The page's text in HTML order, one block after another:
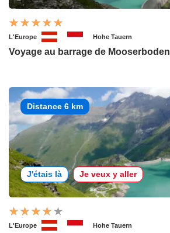
L'Europe Hohe Tauern
Voyage au barrage de Mooserboden
Distance 6 km
J'étais là Je veux y aller
L'Europe Hohe Tauern